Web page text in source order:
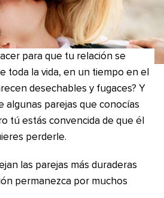
para que tu relación se
toda la vida, en un tiempo en el
desechables y fugaces? Y
algunas parejas que conocías
tú estás convencida de que él
perderle.
las parejas más duraderas
permanezca por muchos